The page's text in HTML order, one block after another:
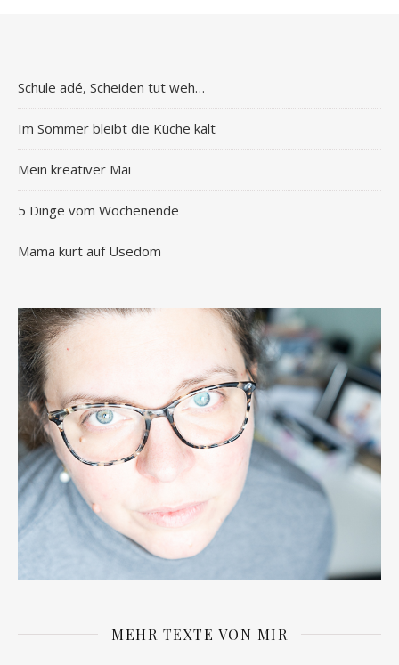
Schule adé, Scheiden tut weh…
Im Sommer bleibt die Küche kalt
Mein kreativer Mai
5 Dinge vom Wochenende
Mama kurt auf Usedom
MEHR TEXTE VON MIR